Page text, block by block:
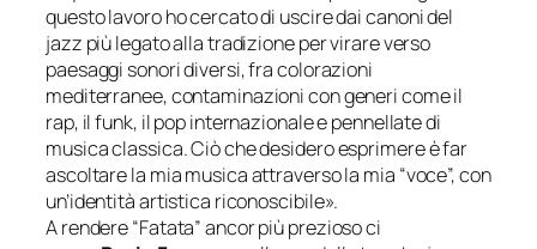
questo lavoro ho cercato di uscire dai canoni del
jazz più legato alla tradizione per virare verso
paesaggi sonori diversi, fra colorazioni
mediterranee, contaminazioni con generi come il
rap, il funk, il pop internazionale e pennellate di
musica classica. Ciò che desidero esprimere è far
ascoltare la mia musica attraverso la mia “voce”, con
un’identità artistica riconoscibile».
A rendere “Fatata” ancor più prezioso ci